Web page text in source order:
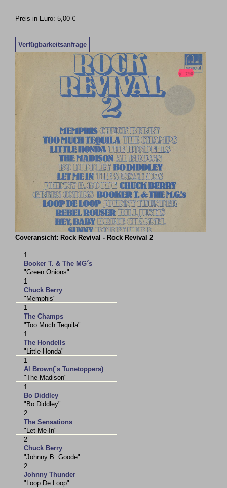
Preis in Euro: 5,00 €
Verfügbarkeitsanfrage
Coveransicht: Rock Revival - Rock Revival 2
1
Booker T. & The MG´s
"Green Onions"
1
Chuck Berry
"Memphis"
1
The Champs
"Too Much Tequila"
1
The Hondells
"Little Honda"
1
Al Brown(´s Tunetoppers)
"The Madison"
1
Bo Diddley
"Bo Diddley"
2
The Sensations
"Let Me In"
2
Chuck Berry
"Johnny B. Goode"
2
Johnny Thunder
"Loop De Loop"